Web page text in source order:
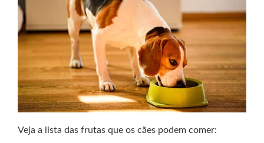
Veja a lista das frutas que os cães podem comer: